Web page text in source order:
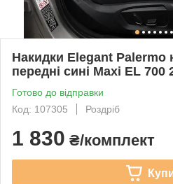
Накидки Elegant Palermo
передні сині Maxi EL 700
Готово до відправки
Код: 107305
Роздріб
1 830 ₴/комплект